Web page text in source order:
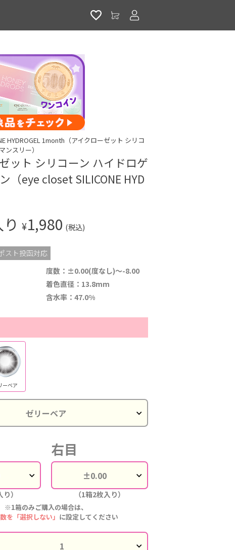
HYDROGEL 1month（アイクローゼット シリコ
ンスリー）
ット シリコーン ハイドロゲ
（eye closet SILICONE HYD
¥1,980 (税込)
スト投函対応
度数：±0.00(度なし)～-8.00
着色直径：13.8mm
含水率：47.0%
ーベア
）
右目
（1箱2枚入り）
※1箱のみご購入の場合は、
を「選択しない」 に設定してください